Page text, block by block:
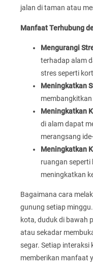
jalan di taman atau
Manfaat Terhubung
Mengurangi
terhadap alam
stres seperti
Meningkatkan
Meningkatkan
di alam dapat
merangsang
Meningkatkan
ruangan seperti
meningkatkan
Bagaimana cara
gunung setiap
kota, duduk di bawah
atau sekadar
segar. Setiap interaksi
memberikan manfaat